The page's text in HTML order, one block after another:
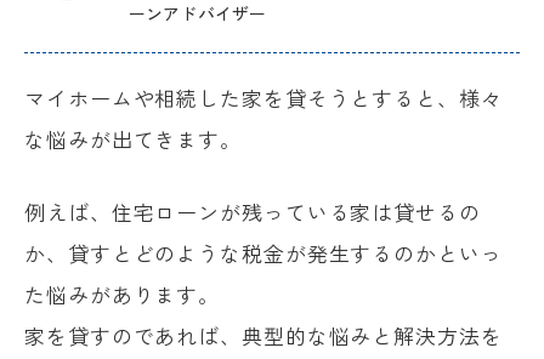
ーンアドバイザー
マイホームや相続した家を貸そうとすると、様々
な悩みが出てきます。
例えば、住宅ローンが残っている家は貸せるの
か、貸すとどのような税金が発生するのかといっ
た悩みがあります。
家を貸すのであれば、典型的な悩みと解決方法を